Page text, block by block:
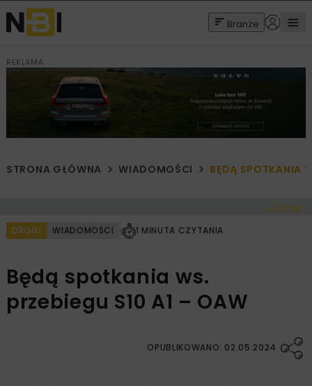
Branże
REKLAMA
STRONA GŁÓWNA WIADOMOŚCI BĘDĄ SPOTKANIA
< Cofnij
DROGI WIADOMOŚCI 1 MINUTA CZYTANIA
Będą spotkania ws.
przebiegu S10 A1 – OAW
OPUBLIKOWANO: 02.05.2024